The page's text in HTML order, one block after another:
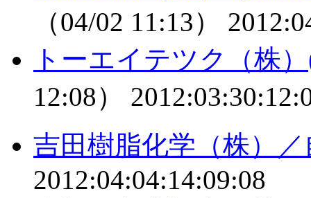
（04/02 11:13）
トーエイテツク（株
12:08）
吉田樹脂化学（株）
2012:04:04:14:09:08